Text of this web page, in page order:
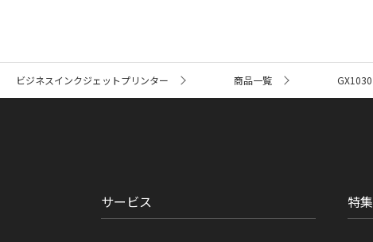
ビジネスインクジェットプリンター 商品一覧 GX1030
サービス 特集